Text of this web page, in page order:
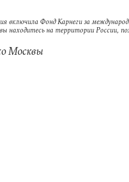
включила Фонд Карнеги за
находитесь на территории России,
Москвы